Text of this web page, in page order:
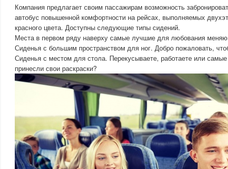
Компания предлагает своим пассажирам возможность
автобус повышенной комфортности на рейсах, выполняемых
красного цвета. Доступны следующие типы сидений.
Места в первом ряду наверху самые лучшие для любования
Сиденья с большим пространством для ног. Добро пожаловать,
Сиденья с местом для стола. Перекусываете, работаете или
принесли свои раскраски?